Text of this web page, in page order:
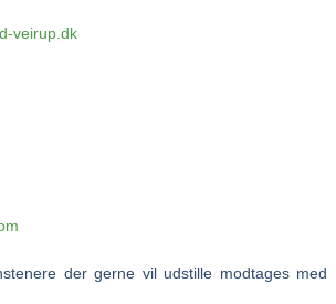
veirup.dk
der gerne vil udstille modtages med